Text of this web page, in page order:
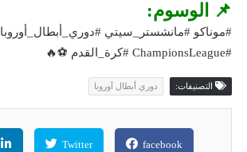
📌 الوسوم:
#موناكو #مانشستر_سيتي #دوري_أبطال_أوروبا
#ChampionsLeague #كرة_القدم ⚽🔥
التصنيفات: دوري أبطال آوروبا
facebook
Twitter